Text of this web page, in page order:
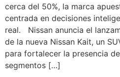
cerca del 50%, la marca
centrada en decisiones
real. Nissan anuncia el
de la nueva Nissan Kait, un
para fortalecer la presencia
segmentos […]